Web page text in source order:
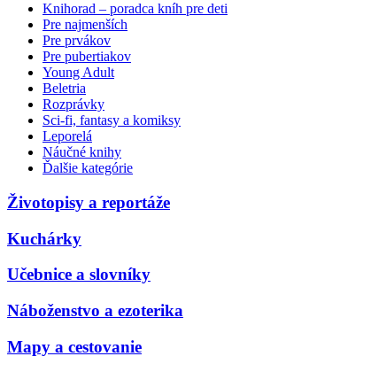
Knihorad – poradca kníh pre deti
Pre najmenších
Pre prvákov
Pre pubertiakov
Young Adult
Beletria
Rozprávky
Sci-fi, fantasy a komiksy
Leporelá
Náučné knihy
Ďalšie kategórie
Životopisy a reportáže
Kuchárky
Učebnice a slovníky
Náboženstvo a ezoterika
Mapy a cestovanie